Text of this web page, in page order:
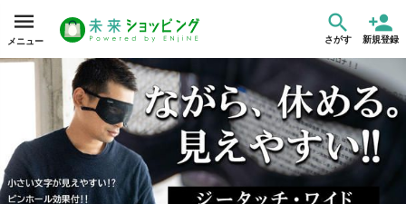
メニュー さがす 新規登録